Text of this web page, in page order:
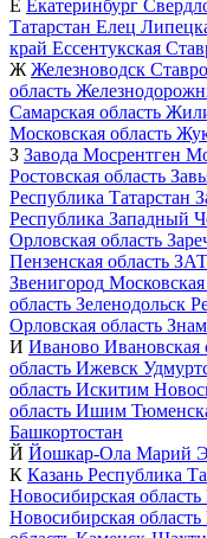
Е Екатеринбург
Татарстан Елец
край Ессентукская
Ж Железноводск
область
Самарская область
Московская область
З Завода Мосрентген
Ростовская область
Республика Татарстан
Республика Западный
Орловская область
Пензенская область
Звенигород Московская
область Зеленодольск
Орловская область
И Иваново Ивановская
область Ижевск
область Искитим
область Ишим
Башкортостан
Й Йошкар-Ола Марий
К Казань Республика
Новосибирская область
Новосибирская область